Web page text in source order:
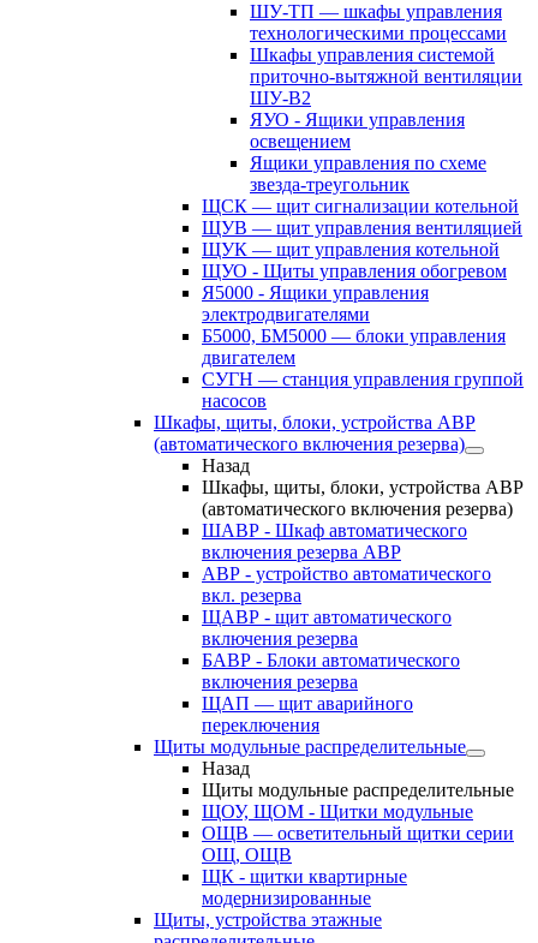
ШУ-ТП — шкафы управления
технологическими процессами
Шкафы управления системой
приточно-вытяжной вентиляции
ШУ-В2
ЯУО - Ящики управления
освещением
Ящики управления по схеме
звезда-треугольник
ЩСК — щит сигнализации котельной
ЩУВ — щит управления вентиляцией
ЩУК — щит управления котельной
ЩУО - Щиты управления обогревом
Я5000 - Ящики управления
электродвигателями
Б5000, БМ5000 — блоки управления
двигателем
СУГН — станция управления группой
насосов
Шкафы, щиты, блоки, устройства АВР
(автоматического включения резерва)
Назад
Шкафы, щиты, блоки, устройства АВР
(автоматического включения резерва)
ШАВР - Шкаф автоматического
включения резерва АВР
АВР - устройство автоматического
вкл. резерва
ЩАВР - щит автоматического
включения резерва
БАВР - Блоки автоматического
включения резерва
ЩАП — щит аварийного
переключения
Щиты модульные распределительные
Назад
Щиты модульные распределительные
ЩОУ, ЩОМ - Щитки модульные
ОЩВ — осветительный щитки серии
ОЩ, ОЩВ
ЩК - щитки квартирные
модернизированные
Щиты, устройства этажные